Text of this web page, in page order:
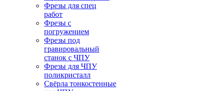
Фрезы для спец
работ
Фрезы с
погружением
Фрезы под
гравировальный
станок с ЧПУ
Фрезы для ЧПУ
поликристалл
Свёрла тонкостенные